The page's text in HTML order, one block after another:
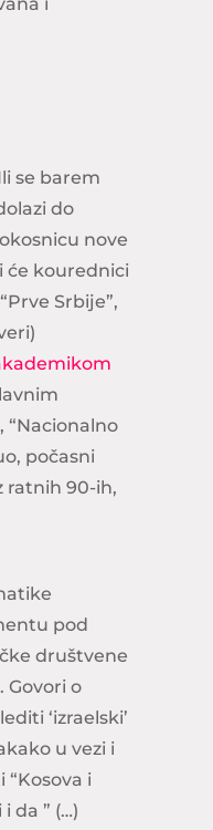
se barem
do
nove
će kourednici
Srbije”,
“Nacionalno
počasni
ratnih 90-ih,
pod
društvene
Govori o
‘izraelski’
u vezi i
i
da ” (…)